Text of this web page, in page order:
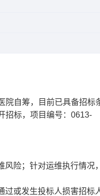
院自筹，目前已具备招标
招标，项目编号：0613-
险；针对运维执行情况，
过或发生投标人损害招标